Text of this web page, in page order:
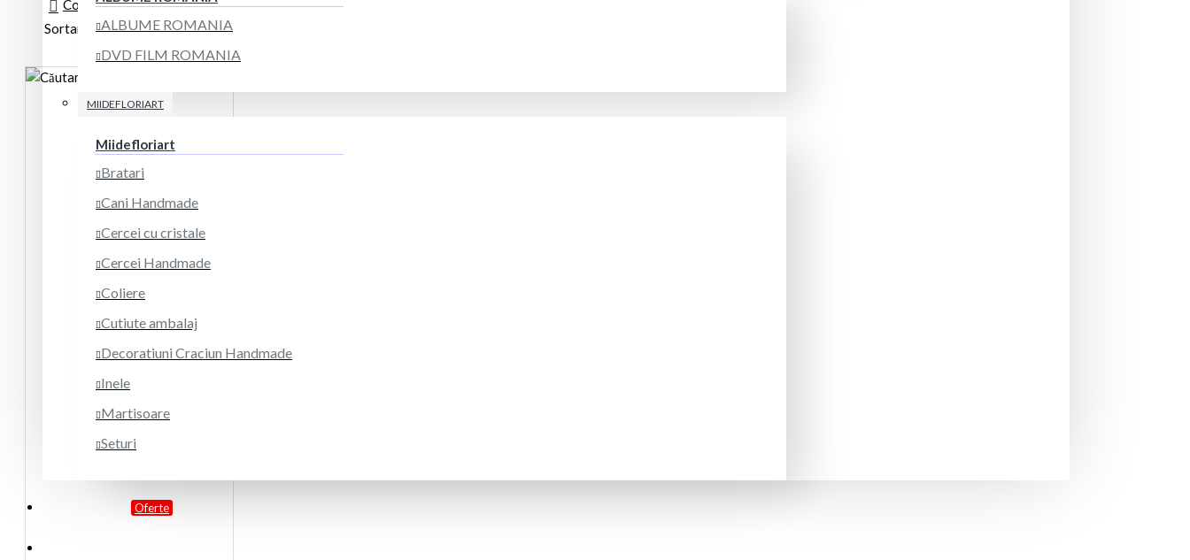
ALBUME ROMANIA
DVD FILM ROMANIA
MIIDEFLORIART
Miidefloriart
Bratari
Cani Handmade
Cercei cu cristale
Cercei Handmade
Coliere
Cutiute ambalaj
Decoratiuni Craciun Handmade
Inele
Martisoare
Seturi
Oferte
Comparare produse0
Sortare
Afisare